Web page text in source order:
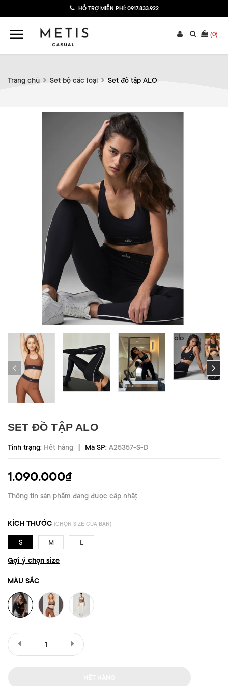
HỖ TRỢ MIỄN PHÍ: 0917.833.922
(0)
Trang chủ Set bộ các loại Set đồ tập ALO
SET ĐỒ TẬP ALO
Tình trạng: Hết hàng | Mã SP: A25357-S-D
1.090.000₫
Thông tin sản phẩm đang được cập nhật
KÍCH THƯỚC (CHỌN SIZE CỦA BẠN)
S M L
Gợi ý chọn size
MÀU SẮC